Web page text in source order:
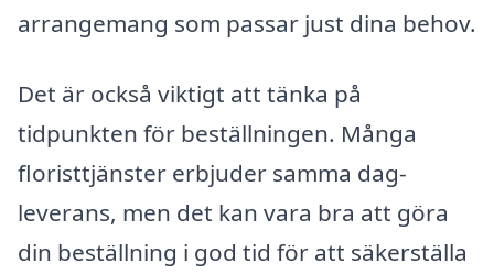
arrangemang som passar just dina behov.
Det är också viktigt att tänka på
tidpunkten för beställningen. Många
floristtjänster erbjuder samma dag-
leverans, men det kan vara bra att göra
din beställning i god tid för att säkerställa